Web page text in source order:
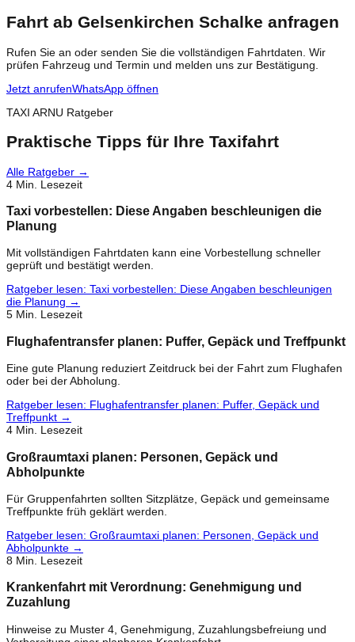
Fahrt ab Gelsenkirchen Schalke anfragen
Rufen Sie an oder senden Sie die vollständigen Fahrtdaten. Wir
prüfen Fahrzeug und Termin und melden uns zur Bestätigung.
Jetzt anrufenWhatsApp öffnen
TAXI ARNU Ratgeber
Praktische Tipps für Ihre Taxifahrt
Alle Ratgeber →
4 Min. Lesezeit
Taxi vorbestellen: Diese Angaben beschleunigen die
Planung
Mit vollständigen Fahrtdaten kann eine Vorbestellung schneller
geprüft und bestätigt werden.
Ratgeber lesen: Taxi vorbestellen: Diese Angaben beschleunigen
die Planung →
5 Min. Lesezeit
Flughafentransfer planen: Puffer, Gepäck und Treffpunkt
Eine gute Planung reduziert Zeitdruck bei der Fahrt zum Flughafen
oder bei der Abholung.
Ratgeber lesen: Flughafentransfer planen: Puffer, Gepäck und
Treffpunkt →
4 Min. Lesezeit
Großraumtaxi planen: Personen, Gepäck und
Abholpunkte
Für Gruppenfahrten sollten Sitzplätze, Gepäck und gemeinsame
Treffpunkte früh geklärt werden.
Ratgeber lesen: Großraumtaxi planen: Personen, Gepäck und
Abholpunkte →
8 Min. Lesezeit
Krankenfahrt mit Verordnung: Genehmigung und
Zuzahlung
Hinweise zu Muster 4, Genehmigung, Zuzahlungsbefreiung und